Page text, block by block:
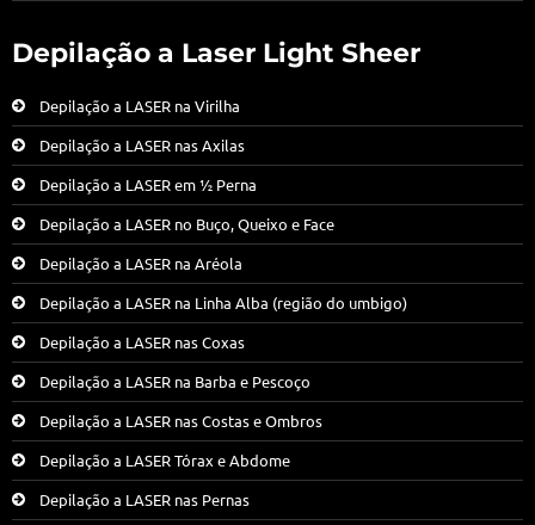
Depilação a Laser Light Sheer
Depilação a LASER na Virilha
Depilação a LASER nas Axilas
Depilação a LASER em ½ Perna
Depilação a LASER no Buço, Queixo e Face
Depilação a LASER na Aréola
Depilação a LASER na Linha Alba (região do umbigo)
Depilação a LASER nas Coxas
Depilação a LASER na Barba e Pescoço
Depilação a LASER nas Costas e Ombros
Depilação a LASER Tórax e Abdome
Depilação a LASER nas Pernas